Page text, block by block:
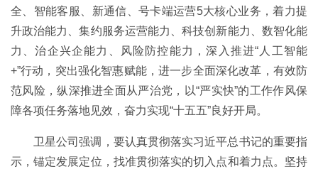
全、智能客服、新通信、号卡端运营5大核心业务，着力提
升政治能力、集约服务运营能力、科技创新能力、数智化能
力、治企兴企能力、风险防控能力，深入推进“人工智能
+”行动，突出强化智惠赋能，进一步全面深化改革，有效防
范风险，纵深推进全面从严治党，以“严实快”的工作作风保
障各项任务落地见效，奋力实现“十五五”良好开局。
卫星公司强调，要认真贯彻落实习近平总书记的重要指
示，锚定发展定位，找准贯彻落实的切入点和着力点。坚持